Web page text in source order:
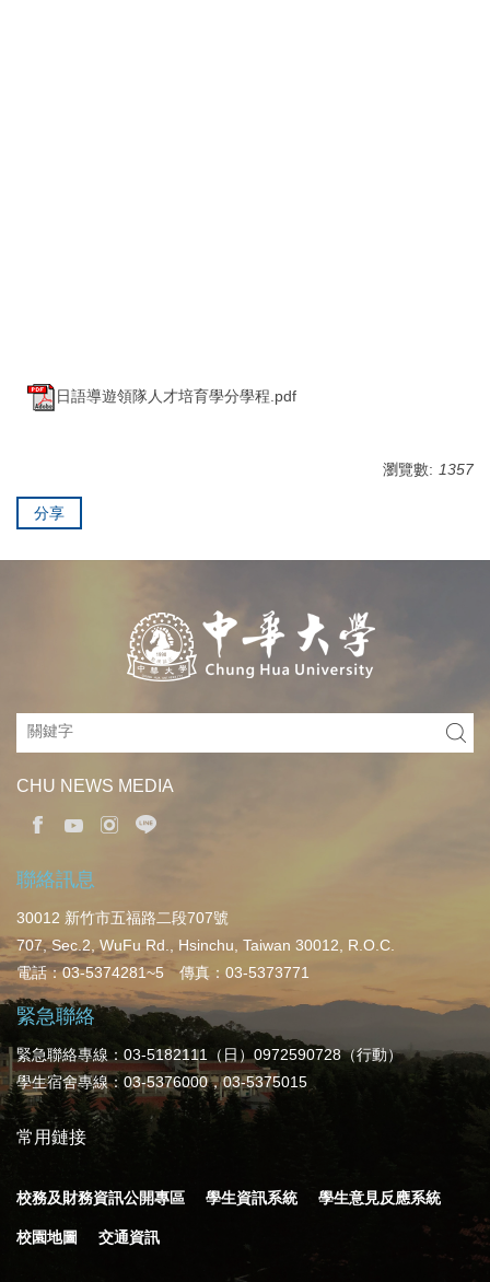
日語導遊領隊人才培育學分學程.pdf
瀏覽數: 1357
分享
CHU NEWS MEDIA
聯絡訊息
30012 新竹市五福路二段707號
707, Sec.2, WuFu Rd., Hsinchu, Taiwan 30012, R.O.C.
電話：03-5374281~5 傳真：03-5373771
緊急聯絡
緊急聯絡專線：03-5182111（日）0972590728（行動）
學生宿舍專線：03-5376000，03-5375015
常用鏈接
校務及財務資訊公開專區 學生資訊系統 學生意見反應系統
校園地圖 交通資訊